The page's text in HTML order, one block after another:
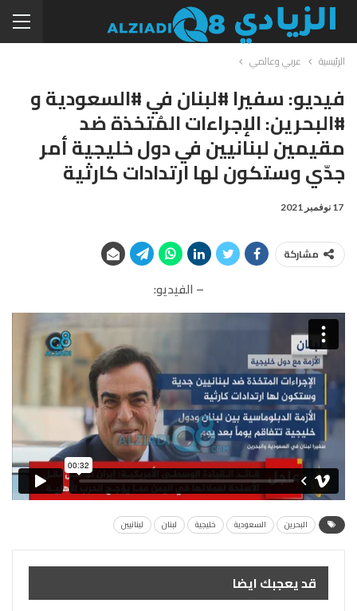
الرئيسية عربي وعالمي
فيديو: سفيرا #لبنان في #السعودية و
#البحرين: الإجراءات المُتخذة ضد
مقيمين لبنانيين في دول خليجية أمر
جدّي وستكون لها ارتدادات كارثية
17 نوفمبر 2021
مشاركة
– الفيديو:
البحرين السعودية خليجية لبنان لبنانيين
قد يعجبك ايضا